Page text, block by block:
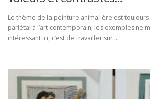
Le thème de la peinture animalière est
pariétal à l’art contemporain, les exemples ne
intéressant ici, c’est de travailler sur …